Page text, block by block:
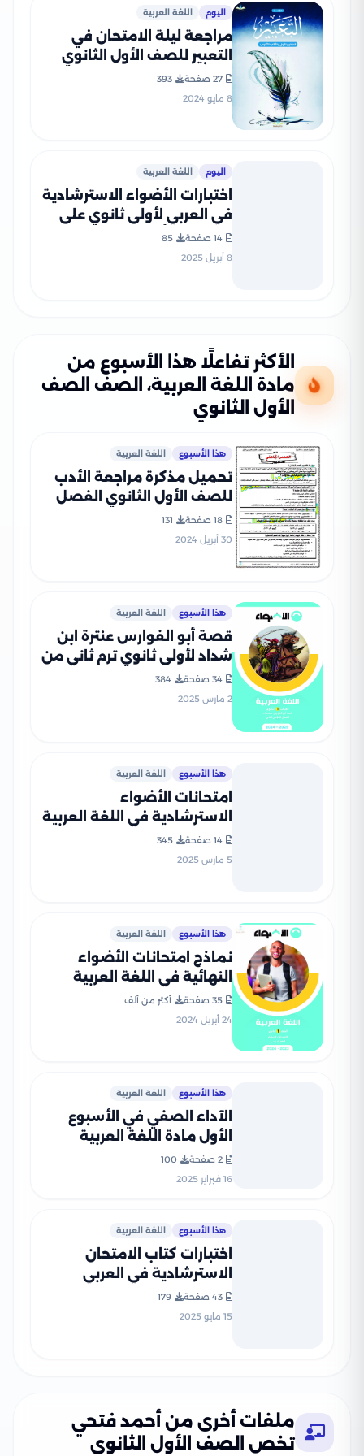
اليوم اللغة العربية
مراجعة ليلة الامتحان في
التعبير للصف الأول الثانوي
من إعداد الاستاذ رضا الفاروق
27 صفحة
393
8 مايو 2024
اليوم اللغة العربية
اختبارات الأضواء الاسترشادية
في العربي لأولى ثانوي على
PDF
14 صفحة
85
8 أبريل 2025
الأكثر تفاعلًا هذا الأسبوع من
مادة اللغة العربية، الصف الصف
الأول الثانوي
هذا الأسبوع اللغة العربية
تحميل مذكرة مراجعة الأدب
للصف الأول الثانوي الفصل
الدراسي الأول
18 صفحة
131
30 أبريل 2024
هذا الأسبوع اللغة العربية
قصة أبو الفوارس عنترة ابن
شداد لأولى ثانوي ترم ثاني من
كتاب الأضواء بصيغة PDF
34 صفحة
384
2 مارس 2025
هذا الأسبوع اللغة العربية
امتحانات الأضواء
الاسترشادية في اللغة العربية
لأولى ثانوي على مقرر شهر
فبراير 2025 بصيغة PDF
14 صفحة
345
5 مارس 2025
هذا الأسبوع اللغة العربية
نماذج امتحانات الأضواء
النهائية في اللغة العربية
للصف الأول الثانوي الترم
الثاني
35 صفحة
أكثر من ألف
24 أبريل 2024
هذا الأسبوع اللغة العربية
الآداء الصفي في الأسبوع
الأول مادة اللغة العربية
للصف الأول الثانوي الترم
الثاني 2025 بصيغة PDF
2 صفحة
100
16 فبراير 2025
هذا الأسبوع اللغة العربية
اختبارات كتاب الامتحان
الاسترشادية في العربي
للصف الأول الثانوي الترم
الثاني بصيغة PDF بالاجابات
43 صفحة
179
15 مايو 2025
ملفات أخرى من أحمد فتحي
تخص الصف الأول الثانوي